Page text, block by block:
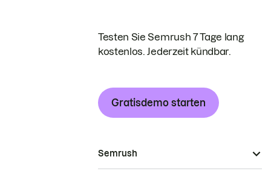
Testen Sie Semrush 7 Tage lang
kostenlos. Jederzeit kündbar.
Gratisdemo starten
Semrush